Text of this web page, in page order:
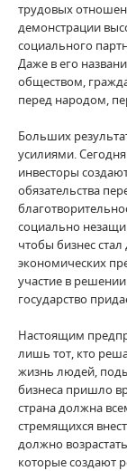
трудовых
демонстрации
социального
Даже в его
обществом,
перед народом,
Больших
усилиями.
инвесторы
обязательства
социально
чтобы бизнес
экономических
участие в
государство
Настоящим
лишь тот, кто
жизнь людей,
бизнеса пришло
страна должна
стремящихся
должно
которые создают